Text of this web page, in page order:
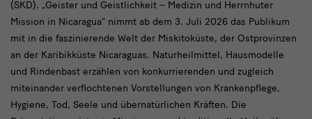
Sammlungen
–
Medizin
und
Herrnhuter
Mission
(SKD). „Geister und Geistlichkeit – Medizin und Herrnhuter
Mission in Nicaragua“ nimmt ab dem 3. Juli 2026 das Publikum
mit in die faszinierende Welt der Miskitoküste, der Ostprovinzen
an der Karibikküste Nicaraguas. Naturheilmittel, Hausmodelle
und Rindenbast erzählen von konkurrierenden und zugleich
miteinander verflochtenen Vorstellungen von Krankenpflege,
Hygiene, Tod, Seele und übernatürlichen Kräften. Die